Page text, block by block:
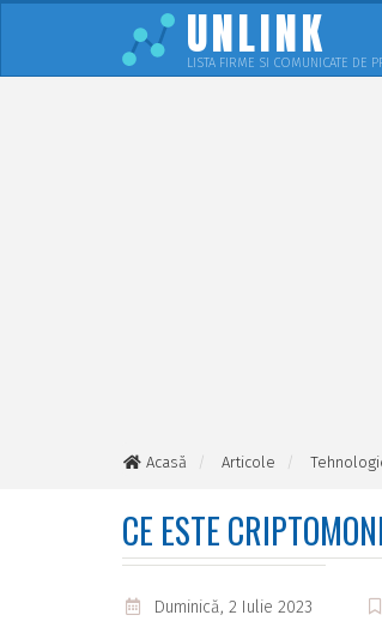
UNLINK
LISTA FIRME SI COMUNICATE DE
Acasă Articole
CE ESTE
Duminică, 2 Iulie 2023